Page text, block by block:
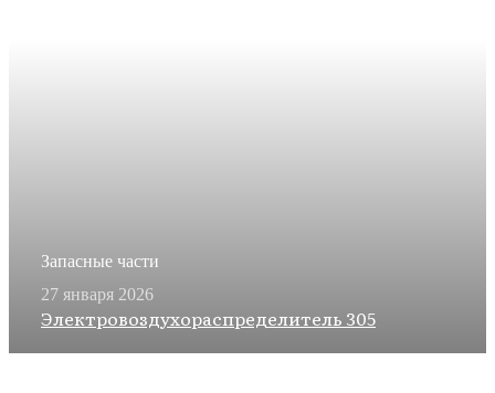
Запасные части
27 января 2026
Электровоздухораспределитель 305